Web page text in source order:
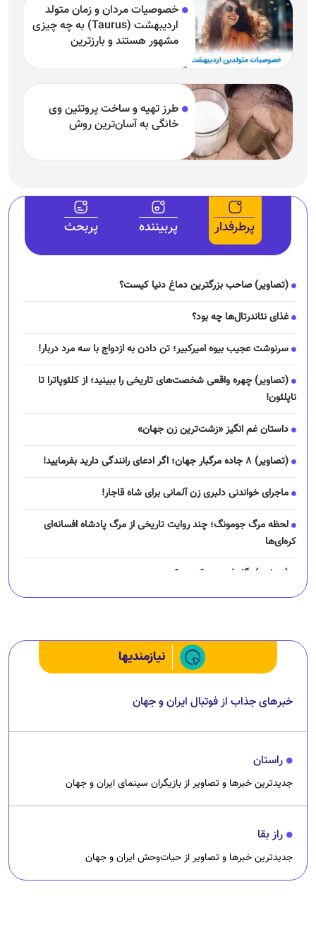
خصوصیات مردان و زمان متولد
اردیبهشت (Taurus) به چه چیزی
مشهور هستند و بارزترین
طرز تهیه و ساخت پروتئین وی
خانگی به آسان‌ترین روش
پرطرفدار پربیننده پربحث
(تصاویر) صاحب بزرگترین دماغ دنیا کیست؟
غذای نئاندرتال‌ها چه بود؟
سرنوشت عجیب بیوه امیرکبیر؛ تن دادن به ازدواج با سه مرد دربار!
(تصاویر) چهره واقعی شخصت‌های تاریخی را ببینید؛ از کلئوپاترا تا
ناپلئون!
داستان غم انگیز «زشت‌ترین زن جهان»
(تصاویر) ۸ جاده مرگبار جهان؛ اگر ادعای رانندگی دارید بفرمایید!
ماجرای خواندنی دلبری زن آلمانی برای شاه قاجار!
لحظه مرگ جومونگ؛ چند روایت تاریخی از مرگ پادشاه افسانه‌ای
کره‌ای‌ها
(تصاویر) نگار فرهمند کیست؟
نیازمندیها
خبرهای جذاب از فوتبال ایران و جهان
راستان
جدیدترین خبرها و تصاویر از بازیگران سینمای ایران و جهان
راز بقا
جدیدترین خبرها و تصاویر از حیات‌وحش ایران و جهان